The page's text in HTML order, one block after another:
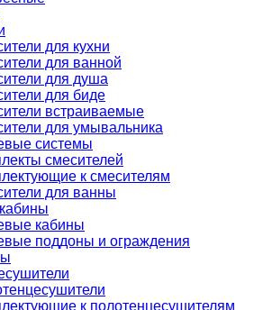
для кухни
для ванной
для душа
для биде
встраиваемые
для умывальника
системы
смесителей
к смесителям
для ванны
кабины
поддоны и ограждения
к полотенцесушителям